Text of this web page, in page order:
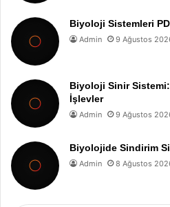
Biyoloji Sistemleri
Admin 9 Ağustos
Biyoloji Sinir
İşlevler
Admin 9 Ağustos
Biyolojide Sindirim
Admin 8 Ağustos